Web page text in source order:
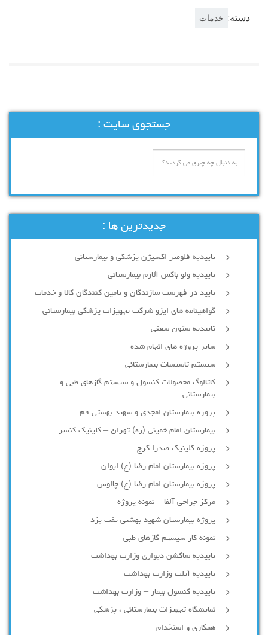
دسته: خدمات
جستجوی سایت :
جدیدترین ها :
تاییدیه فلومتر اکسیژن پزشکی و بیمارستانی
تاییدیه ولو باکس آلارم بیمارستانی
تایید در فهرست سازندگان و تامین کنندگان کالا و خدمات
گواهینامه های ایزو شرکت تجهیزات پزشکی بیمارستانی
تاییدیه ستون سقفی
سایر پروژه های انجام شده
سیستم تاسیسات بیمارستانی
کاتالوگ محصولات کنسول و سیستم گازهای طبی و
بیمارستانی
پروژه بیمارستان امجدی و شهید بهشتی قم
بیمارستان امام خمینی (ره) تهران – کلینیک کنسر
پروژه کلینیک صدرا کرج
پروژه بیمارستان امام رضا (ع) ایوان
پروژه بیمارستان امام رضا (ع) چالوس
مرکز جراحی آلفا – نمونه پروژه
پروژه بیمارستان شهید بهشتی تفت یزد
نمونه کار سیستم گازهای طبی
تاییدیه ساکشن دیواری وزارت بهداشت
تاییدیه آتلت وزارت بهداشت
تاییدیه کنسول بیمار – وزارت بهداشت
نمایشگاه تجهیزات بیمارستانی ، پزشکی
همکاری و استخدام